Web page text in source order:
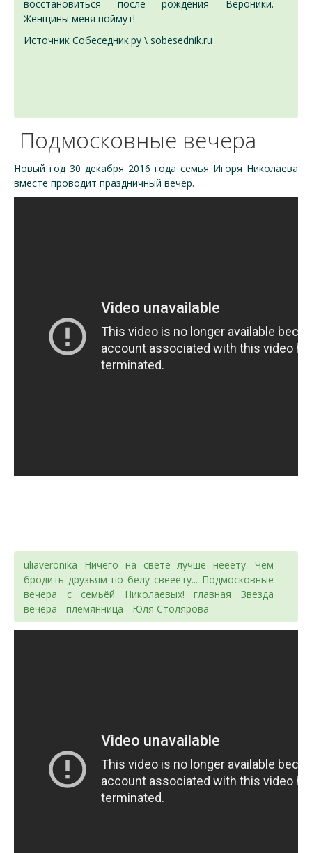
восстановиться после рождения Вероники.
Женщины меня поймут!
Источник Собеседник.ру \ sobesednik.ru
Подмосковные вечера
Новый год 30 декабря 2016 года семья Игоря Николаева
вместе проводит праздничный вечер.
uliaveronika Ничего на свете лучше нееету. Чем
бродить друзьям по белу свееету... Подмосковные
вечера с семьёй Николаевых! главная Звезда
вечера - племянница - Юля Столярова